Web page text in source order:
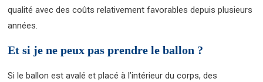
qualité avec des coûts relativement favorables depuis plusieurs
années.
Et si je ne peux pas prendre le ballon ?
Si le ballon est avalé et placé à l’intérieur du corps, des